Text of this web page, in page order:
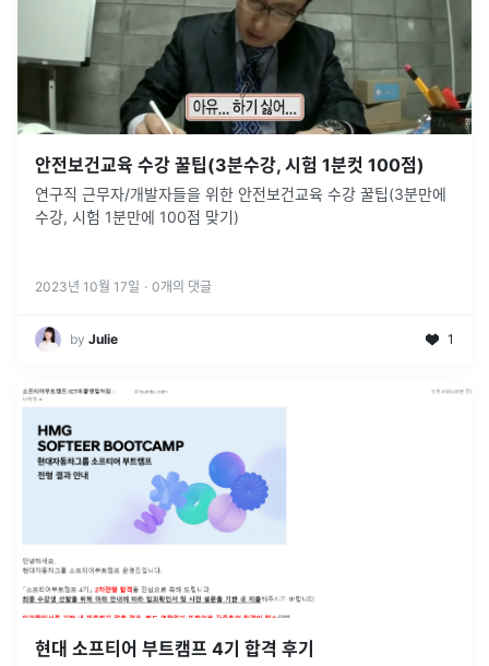
안전보건교육 수강 꿀팁(3분수강, 시험 1분컷 100점)
연구직 근무자/개발자들을 위한 안전보건교육 수강 꿀팁(3분만에
수강, 시험 1분만에 100점 맞기)
2023년 10월 17일 · 0개의 댓글
by Julie 1
현대 소프티어 부트캠프 4기 합격 후기